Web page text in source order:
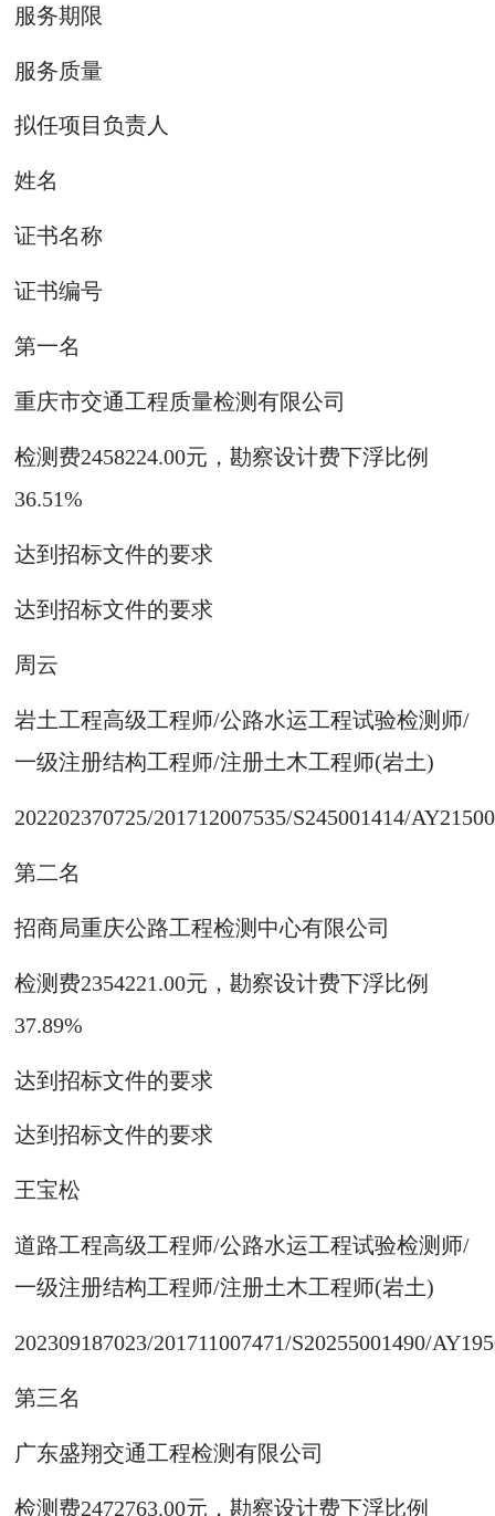
服务期限
服务质量
拟任项目负责人
姓名
证书名称
证书编号
第一名
重庆市交通工程质量检测有限公司
检测费2458224.00元，勘察设计费下浮比例
36.51%
达到招标文件的要求
达到招标文件的要求
周云
岩土工程高级工程师/公路水运工程试验检测师/
一级注册结构工程师/注册土木工程师(岩土)
202202370725/201712007535/S245001414/
第二名
招商局重庆公路工程检测中心有限公司
检测费2354221.00元，勘察设计费下浮比例
37.89%
达到招标文件的要求
达到招标文件的要求
王宝松
道路工程高级工程师/公路水运工程试验检测师/
一级注册结构工程师/注册土木工程师(岩土)
202309187023/201711007471/S20255001490/
第三名
广东盛翔交通工程检测有限公司
检测费2472763.00元，勘察设计费下浮比例